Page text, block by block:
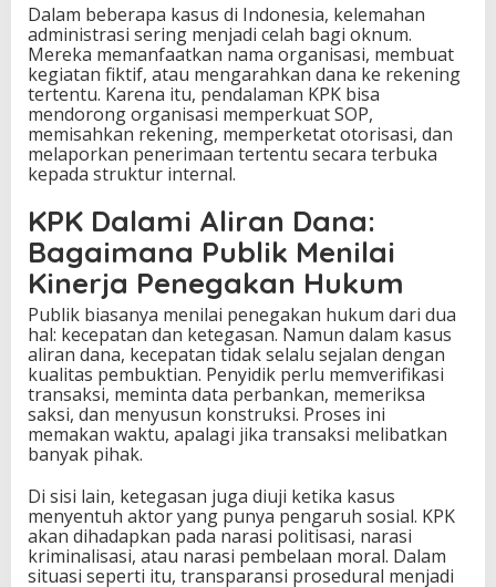
Dalam beberapa kasus di Indonesia, kelemahan
administrasi sering menjadi celah bagi oknum.
Mereka memanfaatkan nama organisasi, membuat
kegiatan fiktif, atau mengarahkan dana ke rekening
tertentu. Karena itu, pendalaman KPK bisa
mendorong organisasi memperkuat SOP,
memisahkan rekening, memperketat otorisasi, dan
melaporkan penerimaan tertentu secara terbuka
kepada struktur internal.
KPK Dalami Aliran Dana:
Bagaimana Publik Menilai
Kinerja Penegakan Hukum
Publik biasanya menilai penegakan hukum dari dua
hal: kecepatan dan ketegasan. Namun dalam kasus
aliran dana, kecepatan tidak selalu sejalan dengan
kualitas pembuktian. Penyidik perlu memverifikasi
transaksi, meminta data perbankan, memeriksa
saksi, dan menyusun konstruksi. Proses ini
memakan waktu, apalagi jika transaksi melibatkan
banyak pihak.
Di sisi lain, ketegasan juga diuji ketika kasus
menyentuh aktor yang punya pengaruh sosial. KPK
akan dihadapkan pada narasi politisasi, narasi
kriminalisasi, atau narasi pembelaan moral. Dalam
situasi seperti itu, transparansi prosedural menjadi